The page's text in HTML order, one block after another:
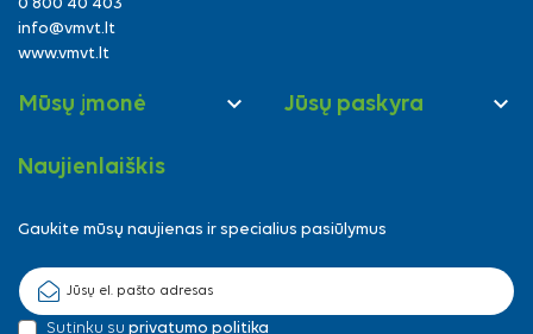
0 800 40 403
info@vmvt.lt
www.vmvt.lt
Mūsų įmonė  Jūsų paskyra 
Naujienlaiškis
Gaukite mūsų naujienas ir specialius pasiūlymus
Sutinku su privatumo politika